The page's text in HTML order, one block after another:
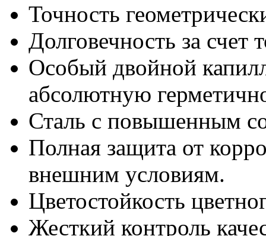
Точность
Долговечность за счет
Особый двойной
абсолютную
Сталь с повышенным
Полная защита от
внешним условиям.
Цветостойкость
Жесткий контроль